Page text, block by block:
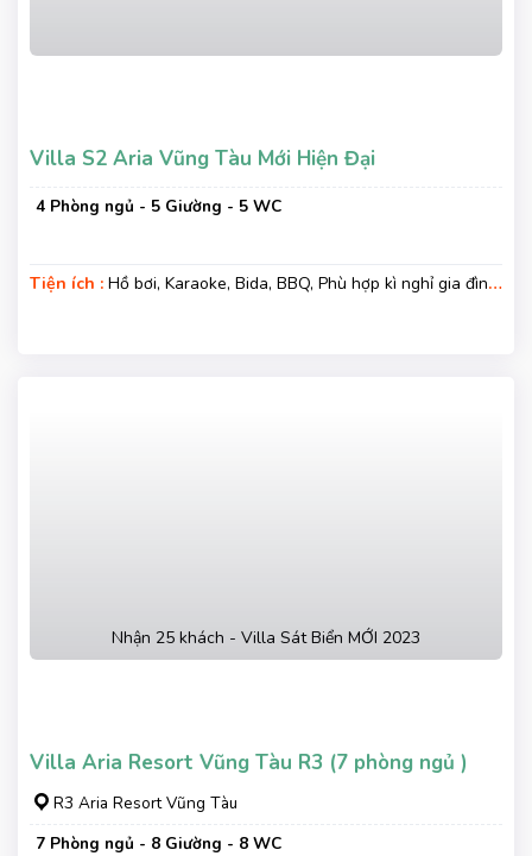
Villa S2 Aria Vũng Tàu Mới Hiện Đại
4 Phòng ngủ - 5 Giường - 5 WC
Tiện ích : Hồ bơi, Karaoke, Bida, BBQ, Phù hợp kì nghỉ gia đình,
Nhận 25 khách - Villa Sát Biển MỚI 2023
Villa Aria Resort Vũng Tàu R3 (7 phòng ngủ )
R3 Aria Resort Vũng Tàu
7 Phòng ngủ - 8 Giường - 8 WC